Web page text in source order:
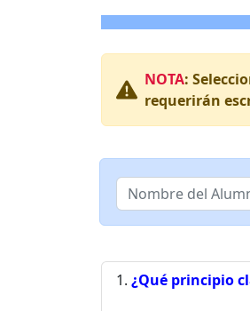
NOTA:
requerirán
¿Qué principio